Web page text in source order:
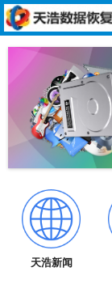
天浩新闻
网站导航
关于我们
数据恢复
服务承诺
技术资料